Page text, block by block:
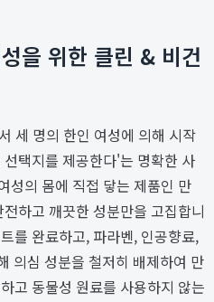
을 위한 클린 & 비건
세 명의 한인 여성에 의해 시작
택지를 제공한다'는 명확한 사
성의 몸에 직접 닿는 제품인 만
하고 깨끗한 성분만을 고집합니
를 완료하고, 파라벤, 인공향료,
의심 성분을 철저히 배제하여 만
고 동물성 원료를 사용하지 않는